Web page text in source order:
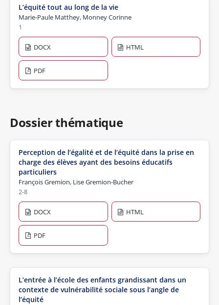
L’équité tout au long de la vie
Marie-Paule Matthey, Monney Corinne
1
DOCX HTML
PDF
Dossier thématique
Perception de l’égalité et de l’équité dans la prise en
charge des élèves ayant des besoins éducatifs
particuliers
François Gremion, Lise Gremion-Bucher
2-8
DOCX HTML
PDF
L’entrée à l’école des enfants grandissant dans un
contexte de vulnérabilité sociale sous l’angle de
l’équité